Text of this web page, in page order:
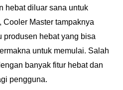
hebat diluar sana untuk
Master tampaknya
produsen hebat yang bisa
untuk memulai. Salah
banyak fitur hebat dan
pengguna.